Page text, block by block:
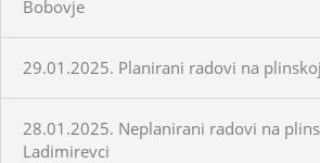
Bobovje
29.01.2025. Planirani radovi na
28.01.2025. Neplanirani radovi na
Ladimirevci